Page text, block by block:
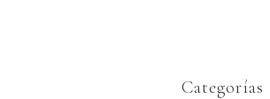
Categorías